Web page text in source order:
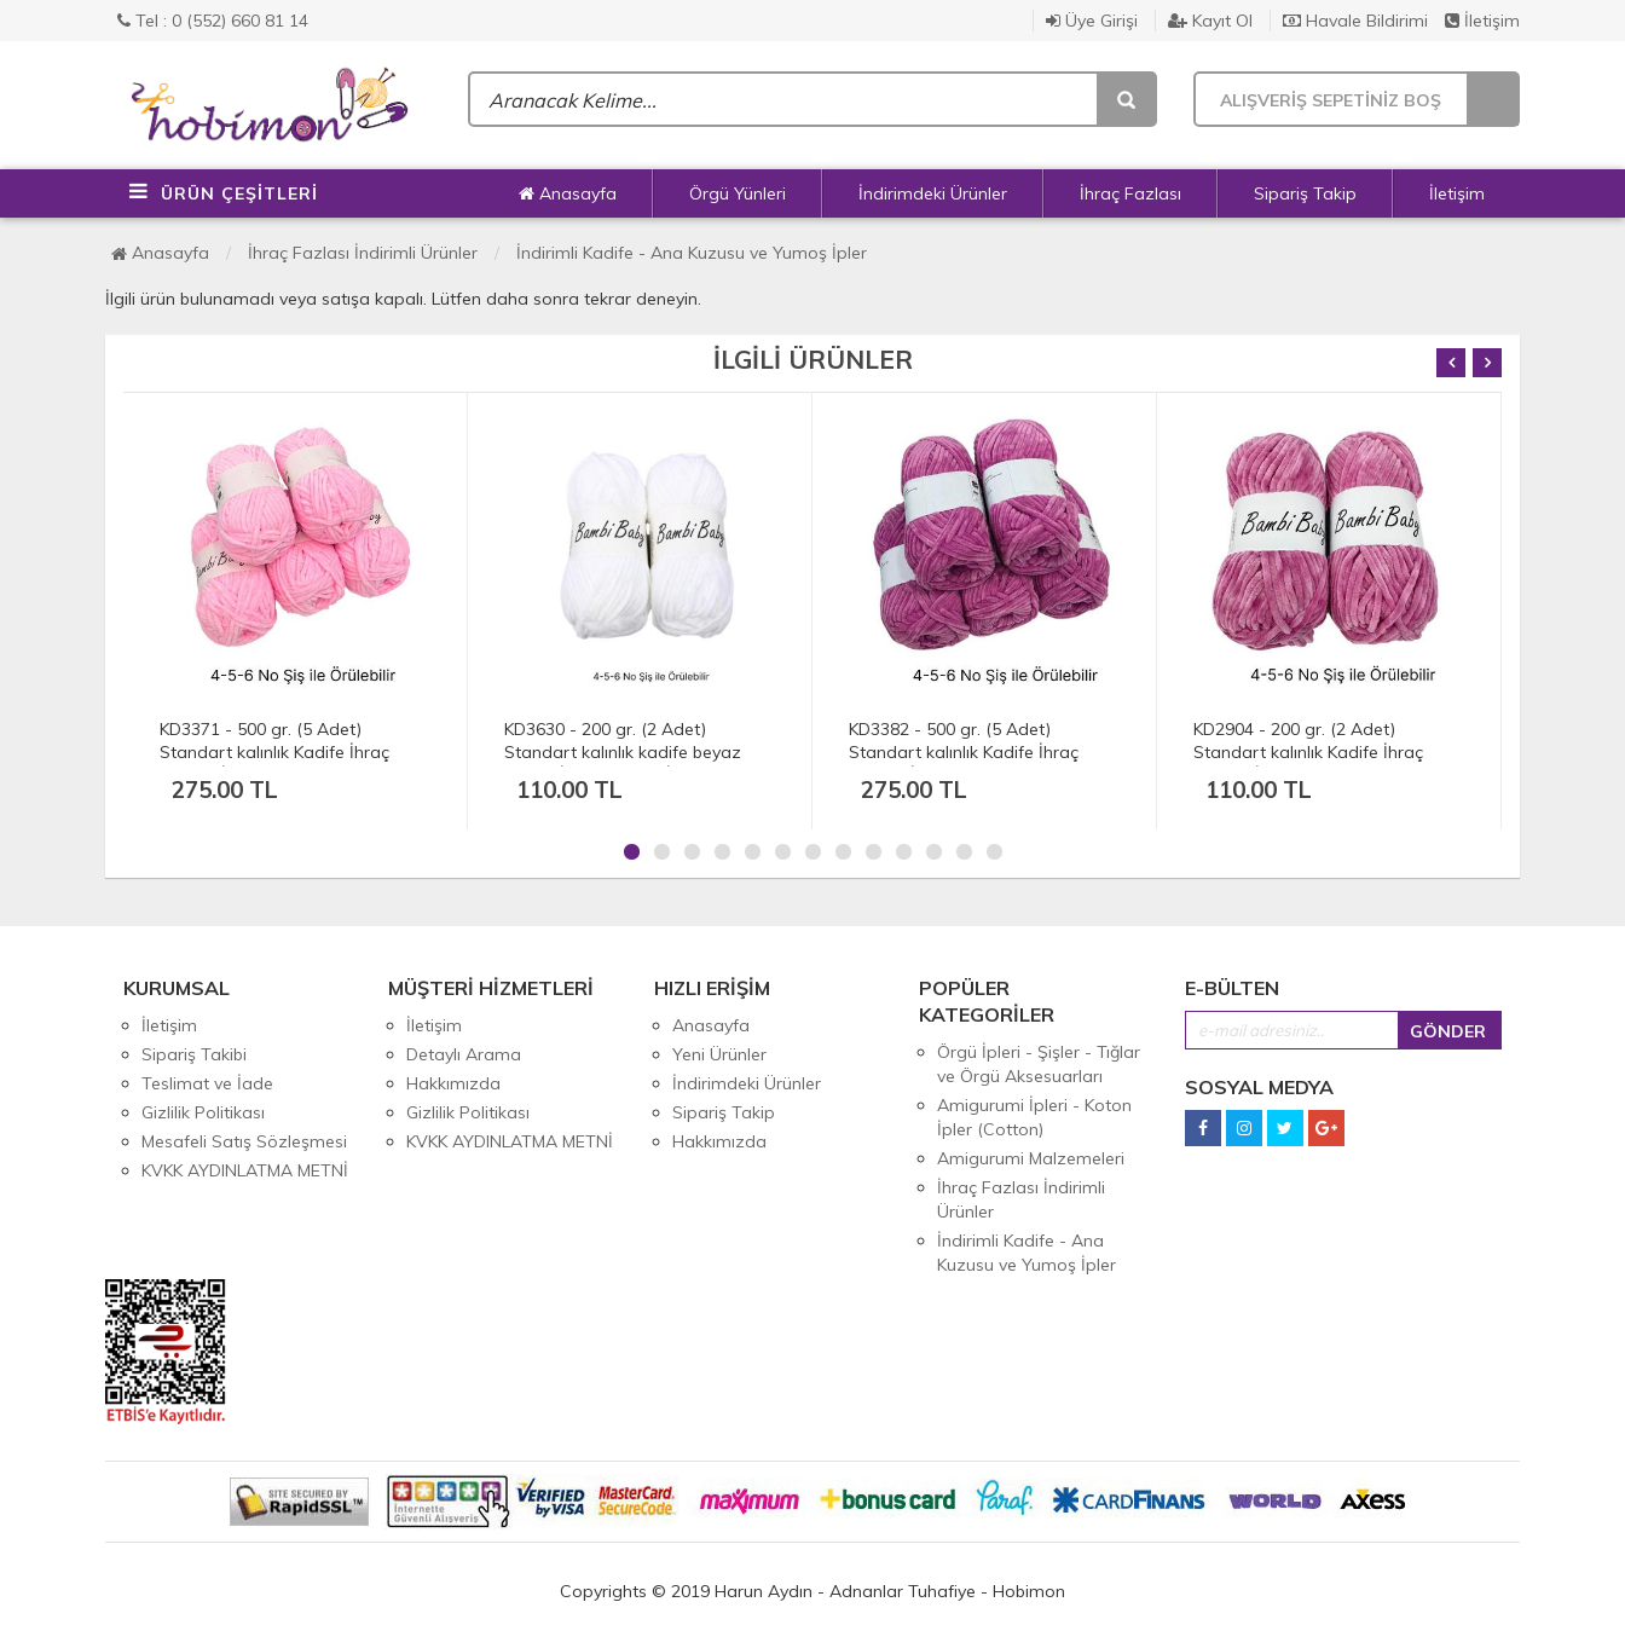
Tel : 0 (552) 660 81 14 Üye Girişi Kayıt Ol Havale Bildirimi İletişim
ALIŞVERİŞ SEPETİNİZ BOŞ
ÜRÜN ÇEŞİTLERİ Anasayfa Örgü Yünleri İndirimdeki Ürünler İhraç Fazlası Sipariş Takip İletişim
Anasayfa İhraç Fazlası İndirimli Ürünler İndirimli Kadife - Ana Kuzusu ve Yumoş İpler
İlgili ürün bulunamadı veya satışa kapalı. Lütfen daha sonra tekrar deneyin.
İLGİLİ ÜRÜNLER
KD3371 - 500 gr. (5 Adet)
Standart kalınlık Kadife İhraç
275.00 TL
KD3630 - 200 gr. (2 Adet)
Standart kalınlık kadife beyaz
110.00 TL
KD3382 - 500 gr. (5 Adet)
Standart kalınlık Kadife İhraç
275.00 TL
KD2904 - 200 gr. (2 Adet)
Standart kalınlık Kadife İhraç
110.00 TL
KURUMSAL
İletişim
Sipariş Takibi
Teslimat ve İade
Gizlilik Politikası
Mesafeli Satış Sözleşmesi
KVKK AYDINLATMA METNİ
MÜŞTERİ HİZMETLERİ
İletişim
Detaylı Arama
Hakkımızda
Gizlilik Politikası
KVKK AYDINLATMA METNİ
HIZLI ERİŞİM
Anasayfa
Yeni Ürünler
İndirimdeki Ürünler
Sipariş Takip
Hakkımızda
POPÜLER
KATEGORİLER
Örgü İpleri - Şişler - Tığlar
ve Örgü Aksesuarları
Amigurumi İpleri - Koton
İpler (Cotton)
Amigurumi Malzemeleri
İhraç Fazlası İndirimli
Ürünler
İndirimli Kadife - Ana
Kuzusu ve Yumoş İpler
E-BÜLTEN
SOSYAL MEDYA
Copyrights © 2019 Harun Aydın - Adnanlar Tuhafiye - Hobimon